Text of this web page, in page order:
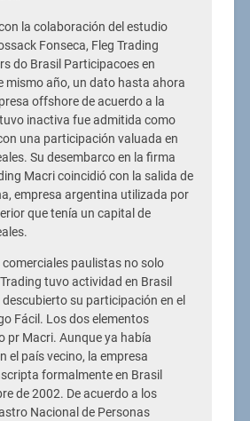
la colaboración del estudio
Fonseca, Fleg Trading
do Brasil Participacoes en
mismo año, un dato hasta ahora
offshore de acuerdo a la
inactiva fue admitida como
una participación valuada en
Su desembarco en la firma
Macri coincidió con la salida de
empresa argentina utilizada por
que tenía un capital de
paulistas no solo
tuvo actividad en Brasil
su participación en el
Fácil. Los dos elementos
pr Macri. Aunque ya había
el país vecino, la empresa
formalmente en Brasil
de 2002. De acuerdo a los
Nacional de Personas